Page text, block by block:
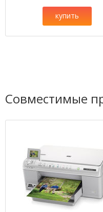
купить
Совместимые